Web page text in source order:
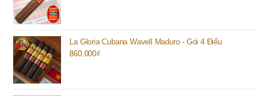
La Gloria Cubana Wavell Maduro - Gói 4 Điếu
860.000₫